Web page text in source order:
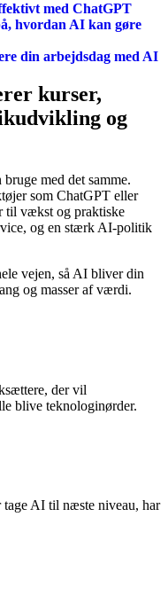
med ChatGPT
hvordan AI kan gøre
din arbejdsdag med AI
kurser,
og
med det samme.
som ChatGPT eller
til vækst og praktiske
og en stærk AI-politik
vejen, så AI bliver din
og masser af værdi.
der vil
blive teknologinørder.
AI til næste niveau, har